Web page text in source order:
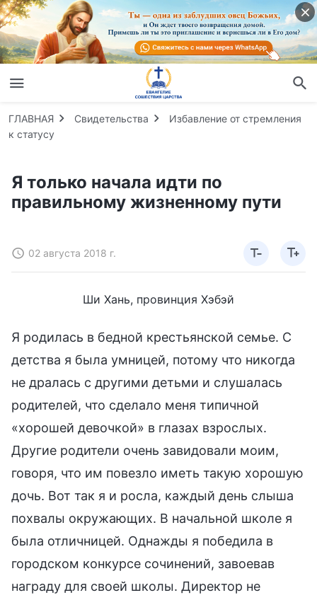
ГЛАВНАЯ Свидетельства
Избавление от стремления
к статусу
Я только начала идти по
правильному жизненному пути
02 августа 2018 г.
Ши Хань, провинция Хэбэй
Я родилась в бедной крестьянской семье. С
детства я была умницей, потому что никогда
не дралась с другими детьми и слушалась
родителей, что сделало меня типичной
«хорошей девочкой» в глазах взрослых.
Другие родители очень завидовали моим,
говоря, что им повезло иметь такую хорошую
дочь. Вот так я и росла, каждый день слыша
похвалы окружающих. В начальной школе я
была отличницей. Однажды я победила в
городском конкурсе сочинений, завоевав
награду для своей школы. Директор не